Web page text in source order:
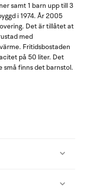
samt 1 barn upp till 3
i 1974. År 2005
Det är tillåtet at
med
Fritidsbostaden
på 50 liter. Det
små finns det barnstol.